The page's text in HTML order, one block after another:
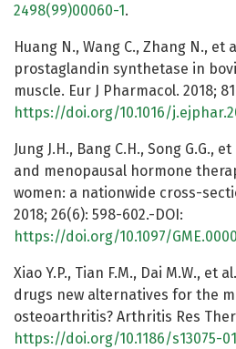
2498(99)00060-1 .
Huang N., Wang C., Zhang N.,
prostaglandin synthetase in
muscle. Eur J Pharmacol. 2018;
https://doi.org/10.1016/
Jung J.H., Bang C.H., Song G.G.,
and menopausal hormone
women: a nationwide cross-
2018; 26(6): 598-602.-DOI:
https://doi.org/10.1097/
Xiao Y.P., Tian F.M., Dai M.W., et
drugs new alternatives for the
osteoarthritis? Arthritis Res Ther.
https://doi.org/10.1186/s13075-